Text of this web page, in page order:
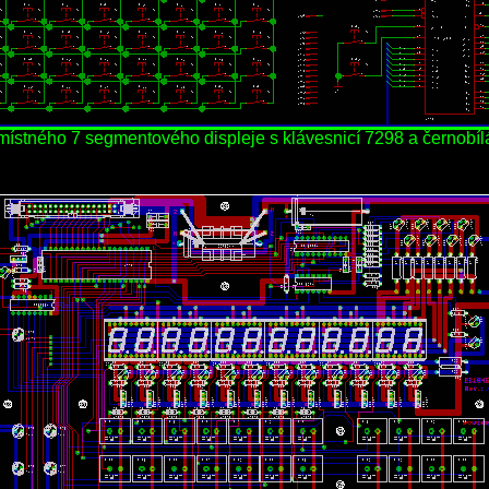
7 segmentového displeje s klávesnicí 7298 a